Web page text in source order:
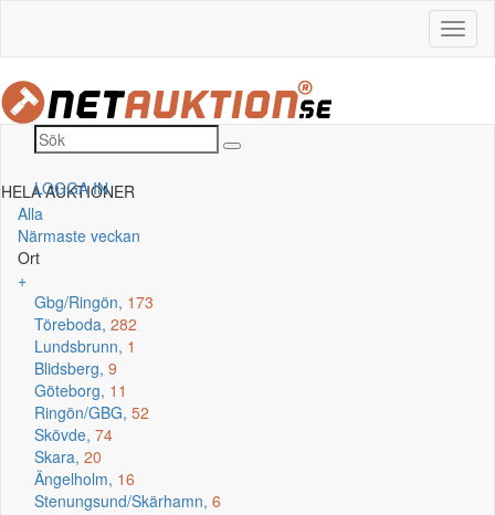
LOGGA IN
HELA AUKTIONER
Alla
Närmaste veckan
Ort
+
Gbg/Ringön, 173
Töreboda, 282
Lundsbrunn, 1
Blidsberg, 9
Göteborg, 11
Ringön/GBG, 52
Skövde, 74
Skara, 20
Ängelholm, 16
Stenungsund/Skärhamn, 6